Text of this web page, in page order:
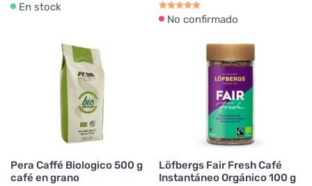
En stock
No confirmado
Pera Caffé Biologico 500 g
café en grano
Löfbergs Fair Fresh Café
Instantáneo Orgánico 100 g